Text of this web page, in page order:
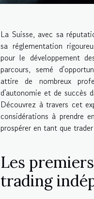
La Suisse, avec sa
sa réglementation
pour le développement
parcours, semé
attire de nombreux
d'autonomie et de succès
Découvrez à travers cet
considérations à prendre
prospérer en tant que
Les
trading